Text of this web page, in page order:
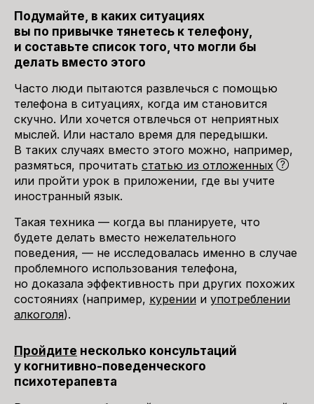
Подумайте, в каких ситуациях
вы по привычке тянетесь к телефону,
и составьте список того, что могли бы
делать вместо этого
Часто люди пытаются развлечься с помощью
телефона в ситуациях, когда им становится
скучно. Или хочется отвлечься от неприятных
мыслей. Или настало время для передышки.
В таких случаях вместо этого можно, например,
размяться, прочитать статью из отложенных
или пройти урок в приложении, где вы учите
иностранный язык.
Такая техника — когда вы планируете, что
будете делать вместо нежелательного
поведения, — не исследовалась именно в случае
проблемного использования телефона,
но доказала эффективность при других похожих
состояниях (например, курении и употреблении
алкоголя).
Пройдите несколько консультаций
у когнитивно-поведенческого
психотерапевта